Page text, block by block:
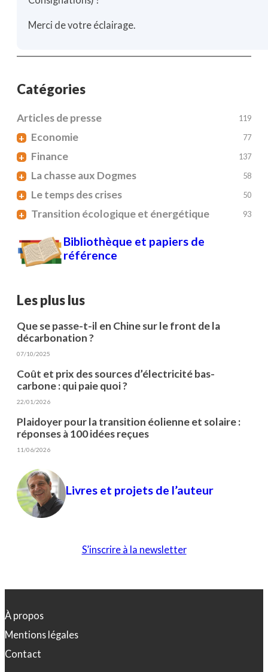
Merci de votre éclairage.
Catégories
Articles de presse 119
+ Economie 77
+ Finance 137
+ La chasse aux Dogmes 58
+ Le temps des crises 50
+ Transition écologique et énergétique 93
Bibliothèque et papiers de
référence
Les plus lus
Que se passe-t-il en Chine sur le front de la
décarbonation ?
07/10/2025
Coût et prix des sources d’électricité bas-
carbone : qui paie quoi ?
22/01/2026
Plaidoyer pour la transition éolienne et solaire :
réponses à 100 idées reçues
11/06/2026
Livres et projets de l’auteur
S’inscrire à la newsletter
À propos
Mentions légales
Contact